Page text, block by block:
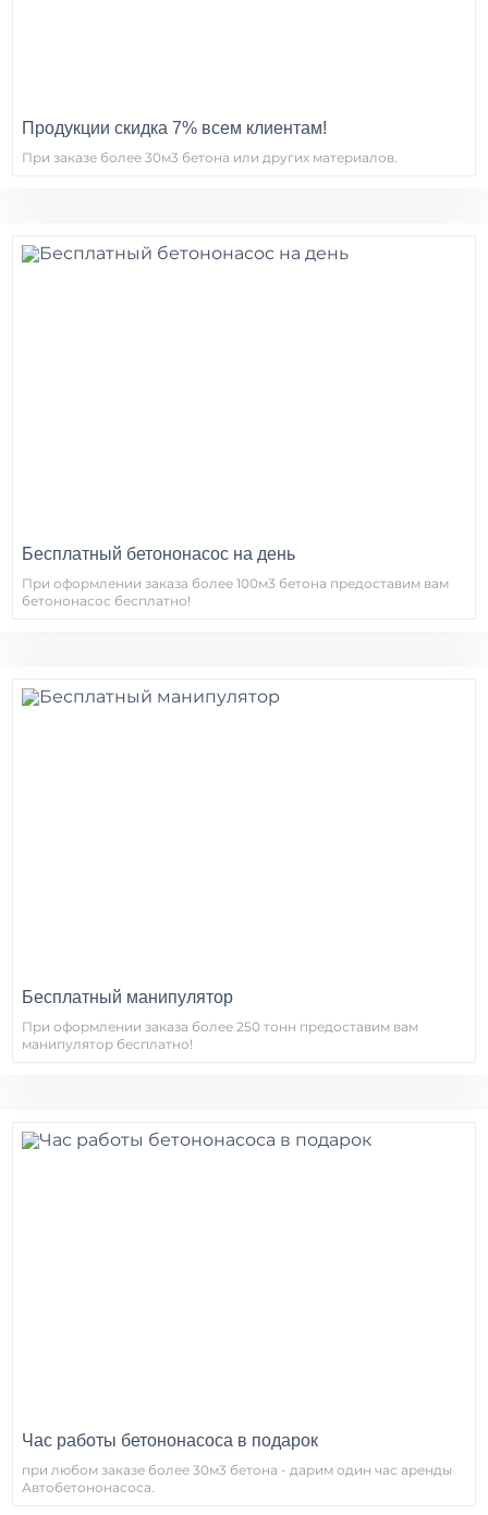
Продукции скидка 7% всем клиентам!
При заказе более 30м3 бетона или других материалов.
Бесплатный бетононасос на день
При оформлении заказа более 100м3 бетона предоставим вам
бетононасос бесплатно!
Бесплатный манипулятор
При оформлении заказа более 250 тонн предоставим вам
манипулятор бесплатно!
Час работы бетононасоса в подарок
при любом заказе более 30м3 бетона - дарим один час аренды
Автобетононасоса.